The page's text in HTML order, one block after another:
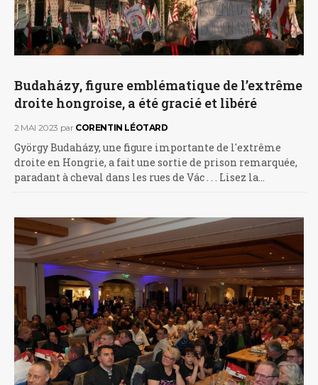
Budaházy, figure emblématique de l’extrême
droite hongroise, a été gracié et libéré
2 MAI 2023 par CORENTIN LÉOTARD
György Budaházy, une figure importante de l'extrême
droite en Hongrie, a fait une sortie de prison remarquée,
paradant à cheval dans les rues de Vác . . . Lisez la…